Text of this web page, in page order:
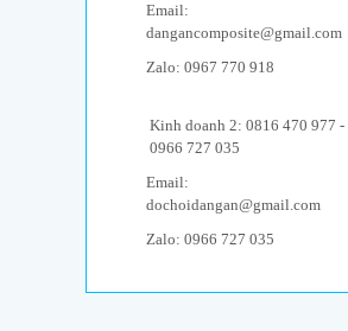
Email:
dangancomposite@gmail.com
Zalo: 0967 770 918
Kinh doanh 2: 0816 470 977 -
0966 727 035
Email:
dochoidangan@gmail.com
Zalo: 0966 727 035